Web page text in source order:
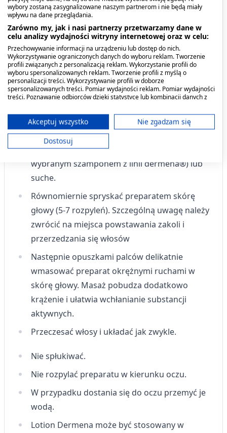
Przerzedzanie się włosów, również o podłożu
androgenowym
Włosy zniszczone, osłabione i nadmiernie
wypadające
Włosy ze skłonnością do przetłuszczania się
Dawkowanie
Sposób stosowania:
Stosować na włosy wilgotne (po umyciu
wybranym szamponem z linii dermena®) lub
suche.
Równomiernie spryskać preparatem skórę
głowy (5-7 rozpyleń). Szczególną uwagę należy
zwrócić na miejsca powstawania zakoli i
przerzedzania się włosów
Następnie opuszkami palców delikatnie
wmasować preparat okrężnymi ruchami w
skórę głowy. Masaż pobudza dodatkowo
krążenie i ułatwia wchłanianie substancji
aktywnych.
Przeczesać włosy i układać jak zwykle.
Nie spłukiwać.
Nie rozpylać preparatu w kierunku oczu.
W przypadku dostania się do oczu przemyć je
wodą.
Lotion Dermena może być stosowany w
wybory zostaną zasygnalizowane naszym partnerom i nie będą miały
wpływu na dane przeglądania.
Zarówno my, jak i nasi partnerzy przetwarzamy dane w
celu analizy wydajności witryny internetowej oraz w celu:
Przechowywanie informacji na urządzeniu lub dostęp do nich.
Wykorzystywanie ograniczonych danych do wyboru reklam. Tworzenie
profili związanych z personalizacją reklam. Wykorzystanie profili do
wyboru spersonalizowanych reklam. Tworzenie profili z myślą o
personalizacji treści. Wykorzystywanie profili w doborze
spersonalizowanych treści. Pomiar wydajności reklam. Pomiar wydajności
treści. Poznawanie odbiorców dzięki statystyce lub kombinacji danych z
ograniczonych danych do wyboru treści.
Dane mogą być udostępniane poza Unię Europejską i wysyłane do USA.
Twoja zgoda i polityka cookie dotyczą wyłącznie tej witryny/aplikacji.
Wyświetl listę partnerów (11 dostawców IAB)
Cele przetwarzania IAB:
lub dostęp do nich
Wykorzystywanie ograniczonych danych do
wyboru reklam
Tworzenie profili w celu
spersonalizowanych reklam
Wykorzystanie profili do wyboru
spersonalizowanych reklam
Tworzenie profili w celu personalizacji treści
spersonalizowanych treści
Pomiar efektywności reklam
Pomiar efektywności treści
Rozumienie odbiorców dzięki statystyce lub
kombinacji danych z różnych źródeł
Rozwój i ulepszanie usług
Akceptuj wszystko
Nie zgadzam się
Dostosuj